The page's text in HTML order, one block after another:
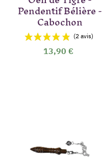
Pendentif Bélière -
Cabochon
13,90 €